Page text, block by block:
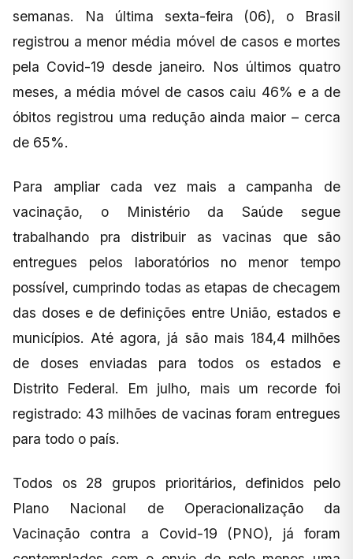
semanas. Na última sexta-feira (06), o Brasil
registrou a menor média móvel de casos e mortes
pela Covid-19 desde janeiro. Nos últimos quatro
meses, a média móvel de casos caiu 46% e a de
óbitos registrou uma redução ainda maior – cerca
de 65%.
Para ampliar cada vez mais a campanha de
vacinação, o Ministério da Saúde segue
trabalhando pra distribuir as vacinas que são
entregues pelos laboratórios no menor tempo
possível, cumprindo todas as etapas de checagem
das doses e de definições entre União, estados e
municípios. Até agora, já são mais 184,4 milhões
de doses enviadas para todos os estados e
Distrito Federal. Em julho, mais um recorde foi
registrado: 43 milhões de vacinas foram entregues
para todo o país.
Todos os 28 grupos prioritários, definidos pelo
Plano Nacional de Operacionalização da
Vacinação contra a Covid-19 (PNO), já foram